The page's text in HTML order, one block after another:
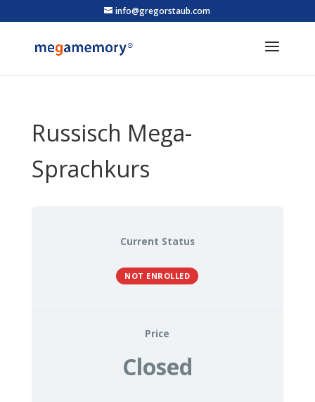
info@gregorstaub.com
Russisch Mega-
Sprachkurs
Current Status
NOT ENROLLED
Price
Closed